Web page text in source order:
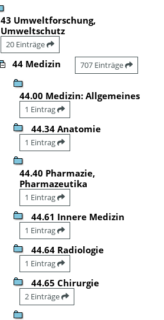
43 Umweltforschung,
Umweltschutz
20 Einträge
44 Medizin 707 Einträge
44.00 Medizin: Allgemeines
1 Eintrag
44.34 Anatomie
1 Eintrag
44.40 Pharmazie,
Pharmazeutika
1 Eintrag
44.61 Innere Medizin
1 Eintrag
44.64 Radiologie
1 Eintrag
44.65 Chirurgie
2 Einträge